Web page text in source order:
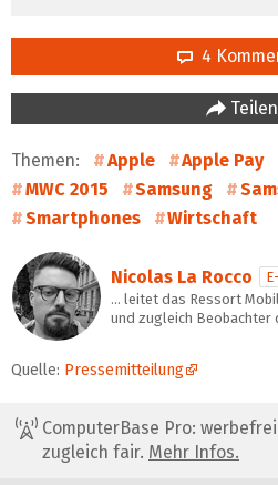
4
Themen: Apple Apple Pay
MWC 2015
Samsung
Smartphones
Wirtschaft
Nicolas La Rocco
… leitet das Ressort
und zugleich Beobachter
Quelle: Pressemitteilung
ComputerBase Pro:
zugleich fair. Mehr Infos.